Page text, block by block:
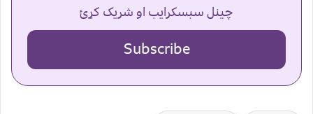
چینل سبسکرایب او شریک کړئ
Subscribe